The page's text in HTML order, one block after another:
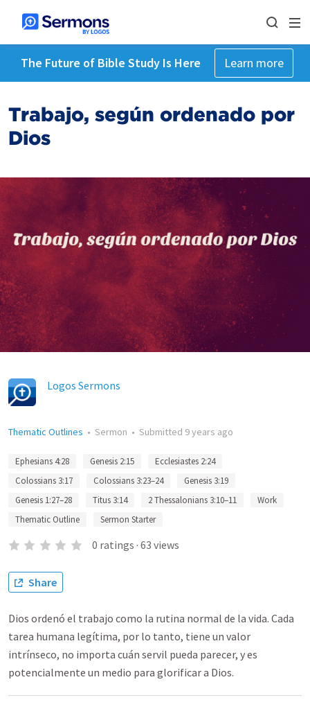
The Future of Bible Study Is Here Learn more
Trabajo, según ordenado por
Dios
Logos Sermons
Thematic Outlines • Sermon • Submitted 9 years ago
Ephesians 4:28 Genesis 2:15
Ecclesiastes 2:24
Colossians 3:17
Colossians 3:23–24
Genesis 3:19
Genesis 1:27–28
Titus 3:14 2 Thessalonians 3:10–11
Work
Thematic Outline
Sermon Starter
0 ratings · 63 views
Share
Dios ordenó el trabajo como la rutina normal de la vida. Cada
tarea humana legítima, por lo tanto, tiene un valor
intrínseco, no importa cuán servil pueda parecer, y es
potencialmente un medio para glorificar a Dios.